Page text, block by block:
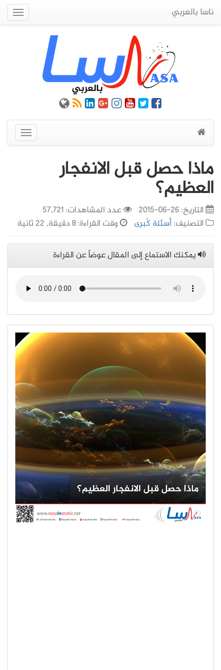
ناسا بالعربي
عرض
القائمة
ماذا حصل قبل الانفجار
العظيم؟
التاريخ:26-06-2015
عدد المشاهدات: 57,721
التصنيف:أسئلة كُبرى وقت القراءة: 8 دقيقة, 22 ثانية
يمكنك الاستماع إلى المقال عوضاً عن القراءة